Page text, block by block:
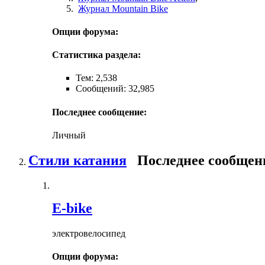
Журнал Mountain Bike
Опции форума:
Статистика раздела:
Тем: 2,538
Сообщений: 32,985
Последнее сообщение:
Личный
Стили катания Последнее
E-bike
электровелосипед
Опции форума: